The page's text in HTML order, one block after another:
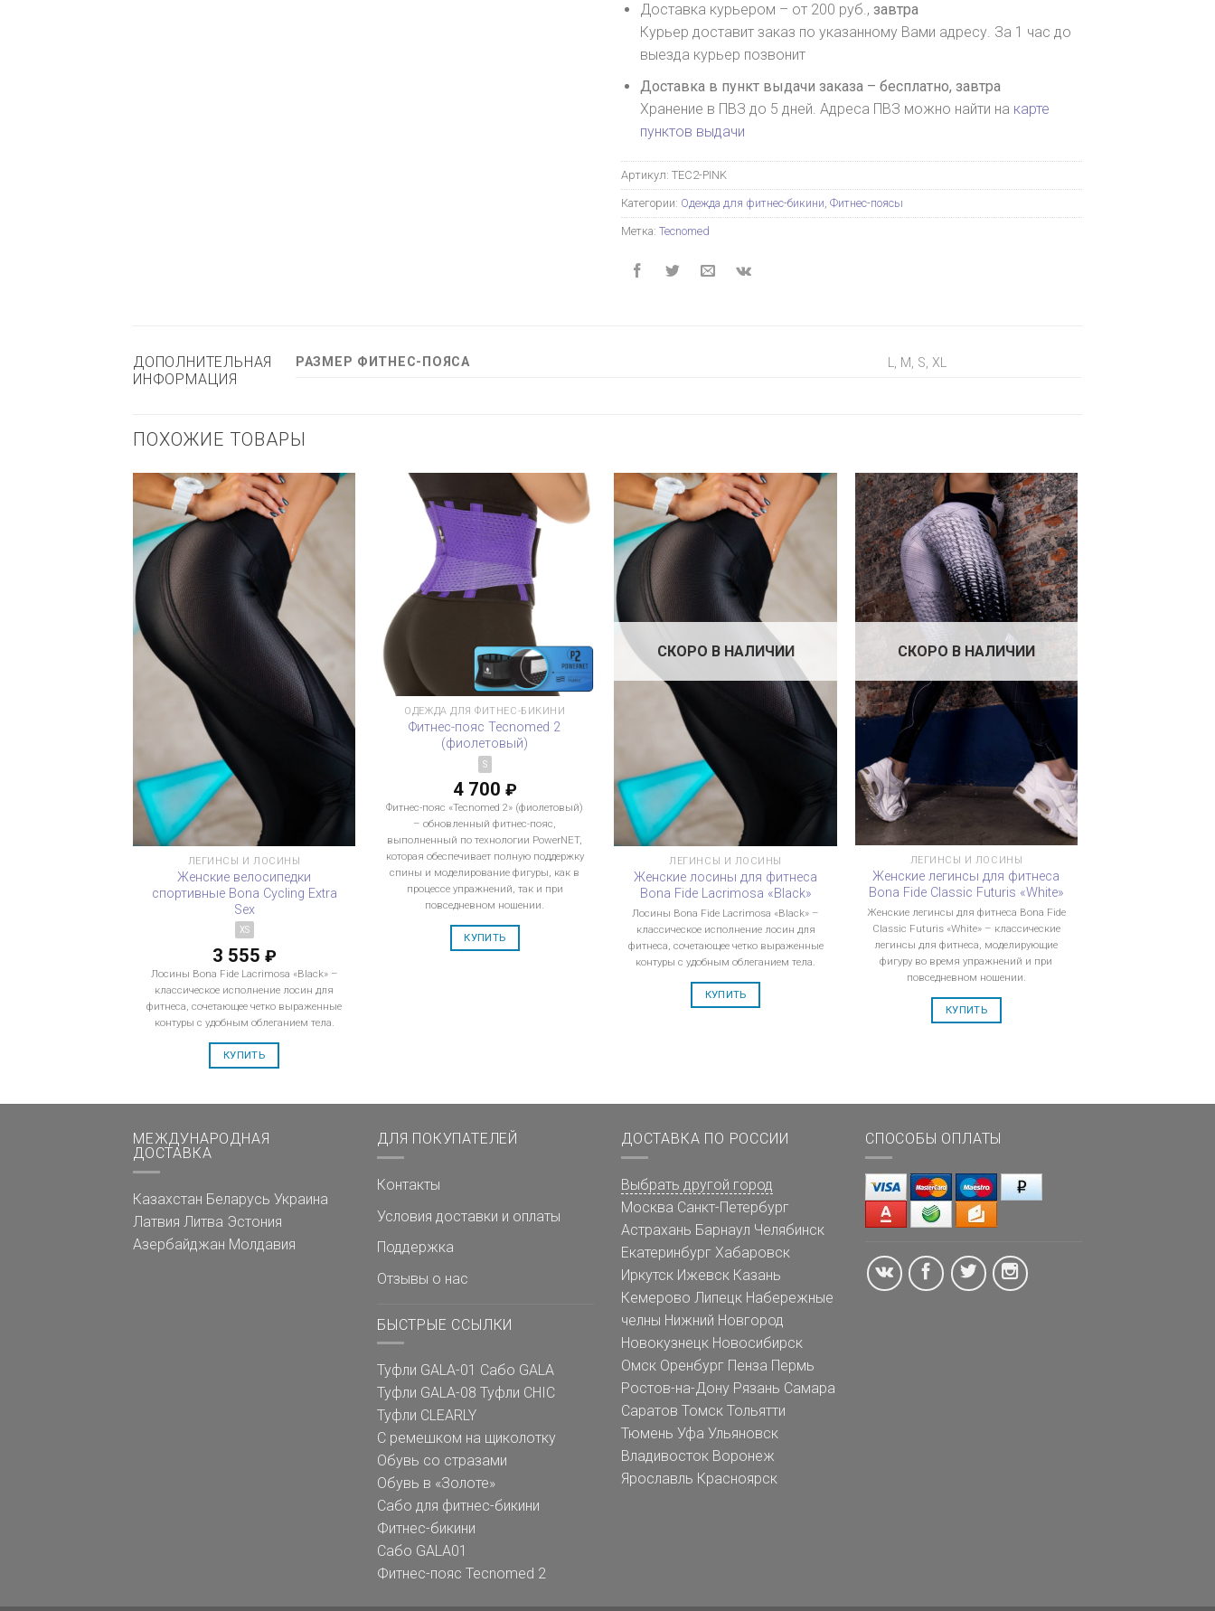
Доставка курьером – от 200 руб., завтра
Курьер доставит заказ по указанному Вами адресу. За 1 час до
выезда курьер позвонит
Доставка в пункт выдачи заказа – бесплатно, завтра
Хранение в ПВЗ до 5 дней. Адреса ПВЗ можно найти на карте
пунктов выдачи
Артикул: TEC2-PINK
Категории: Одежда для фитнес-бикини, Фитнес-поясы
Метка: Tecnomed
ДОПОЛНИТЕЛЬНАЯ
ИНФОРМАЦИЯ
РАЗМЕР ФИТНЕС-ПОЯСА L, M, S, XL
ПОХОЖИЕ ТОВАРЫ
ЛЕГИНСЫ И ЛОСИНЫ
Женские велосипедки
спортивные Bona Cycling Extra
Sex
XS
3 555 ₽
Лосины Bona Fide Lacrimosa «Black» –
классическое исполнение лосин для
фитнеса, сочетающее четко выраженные
контуры с удобным облеганием тела.
КУПИТЬ
ОДЕЖДА ДЛЯ ФИТНЕС-БИКИНИ
Фитнес-пояс Tecnomed 2
(фиолетовый)
S
4 700 ₽
Фитнес-пояс «Tecnomed 2» (фиолетовый)
– обновленный фитнес-пояс,
выполненный по технологии PowerNET,
которая обеспечивает полную поддержку
спины и моделирование фигуры, как в
процессе упражнений, так и при
повседневном ношении.
КУПИТЬ
СКОРО В НАЛИЧИИ
ЛЕГИНСЫ И ЛОСИНЫ
Женские лосины для фитнеса
Bona Fide Lacrimosa «Black»
Лосины Bona Fide Lacrimosa «Black» –
классическое исполнение лосин для
фитнеса, сочетающее четко выраженные
контуры с удобным облеганием тела.
КУПИТЬ
СКОРО В НАЛИЧИИ
ЛЕГИНСЫ И ЛОСИНЫ
Женские легинсы для фитнеса
Bona Fide Classic Futuris «White»
Женские легинсы для фитнеса Bona Fide
Classic Futuris «White» – классические
легинсы для фитнеса, моделирующие
фигуру во время упражнений и при
повседневном ношении.
КУПИТЬ
МЕЖДУНАРОДНАЯ
ДОСТАВКА
Казахстан Беларусь Украина
Латвия Литва Эстония
Азербайджан Молдавия
ДЛЯ ПОКУПАТЕЛЕЙ
Контакты
Условия доставки и оплаты
Поддержка
Отзывы о нас
БЫСТРЫЕ ССЫЛКИ
Туфли GALA-01 Сабо GALA
Туфли GALA-08 Туфли CHIC
Туфли CLEARLY
С ремешком на щиколотку
Обувь со стразами
Обувь в «Золоте»
Сабо для фитнес-бикини
Фитнес-бикини
Сабо GALA01
Фитнес-пояс Tecnomed 2
ДОСТАВКА ПО РОССИИ
Выбрать другой город
Москва Санкт-Петербург
Астрахань Барнаул Челябинск
Екатеринбург Хабаровск
Иркутск Ижевск Казань
Кемерово Липецк Набережные
челны Нижний Новгород
Новокузнецк Новосибирск
Омск Оренбург Пенза Пермь
Ростов-на-Дону Рязань Самара
Саратов Томск Тольятти
Тюмень Уфа Ульяновск
Владивосток Воронеж
Ярославль Красноярск
СПОСОБЫ ОПЛАТЫ